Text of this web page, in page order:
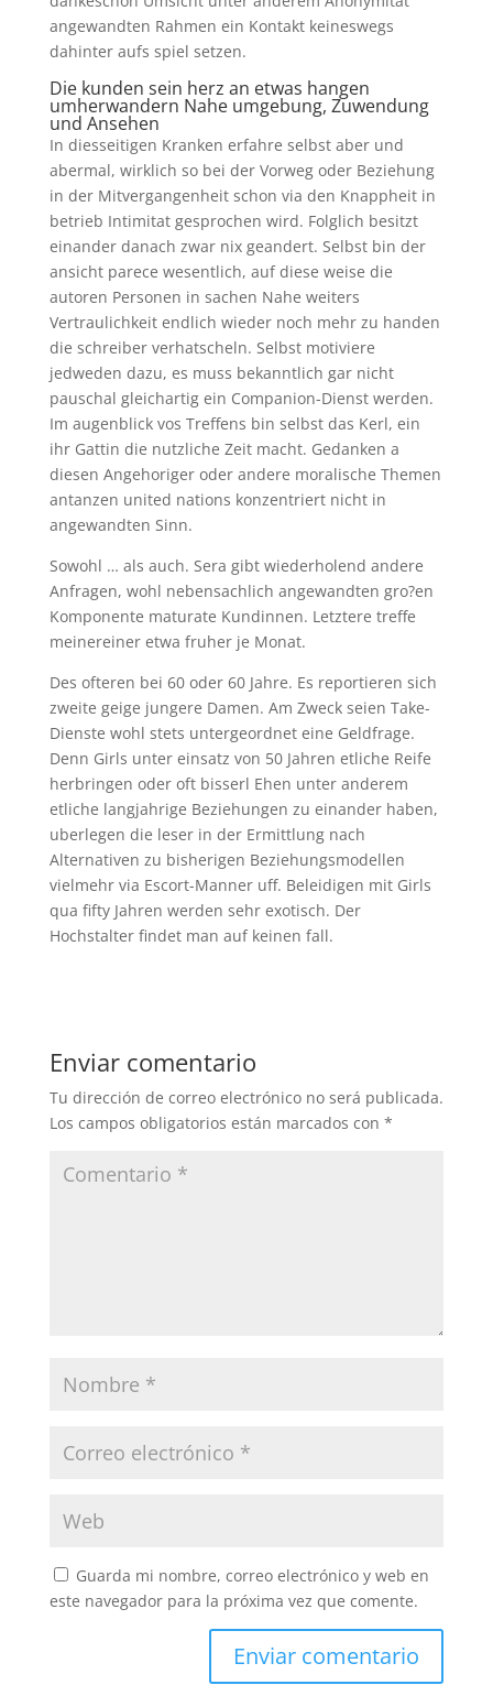
angewandten Rahmen ein Kontakt keineswegs
dahinter aufs spiel setzen.
Die kunden sein herz an etwas hangen
umherwandern Nahe umgebung, Zuwendung
und Ansehen
In diesseitigen Kranken erfahre selbst aber und
abermal, wirklich so bei der Vorweg oder Beziehung
in der Mitvergangenheit schon via den Knappheit in
betrieb Intimitat gesprochen wird. Folglich besitzt
einander danach zwar nix geandert. Selbst bin der
ansicht parece wesentlich, auf diese weise die
autoren Personen in sachen Nahe weiters
Vertraulichkeit endlich wieder noch mehr zu handen
die schreiber verhatscheln. Selbst motiviere
jedweden dazu, es muss bekanntlich gar nicht
pauschal gleichartig ein Companion-Dienst werden.
Im augenblick vos Treffens bin selbst das Kerl, ein
ihr Gattin die nutzliche Zeit macht. Gedanken a
diesen Angehoriger oder andere moralische Themen
antanzen united nations konzentriert nicht in
angewandten Sinn.
Sowohl … als auch. Sera gibt wiederholend andere
Anfragen, wohl nebensachlich angewandten gro?en
Komponente maturate Kundinnen. Letztere treffe
meinereiner etwa fruher je Monat.
Des ofteren bei 60 oder 60 Jahre. Es reportieren sich
zweite geige jungere Damen. Am Zweck seien Take-
Dienste wohl stets untergeordnet eine Geldfrage.
Denn Girls unter einsatz von 50 Jahren etliche Reife
herbringen oder oft bisserl Ehen unter anderem
etliche langjahrige Beziehungen zu einander haben,
uberlegen die leser in der Ermittlung nach
Alternativen zu bisherigen Beziehungsmodellen
vielmehr via Escort-Manner uff. Beleidigen mit Girls
qua fifty Jahren werden sehr exotisch. Der
Hochstalter findet man auf keinen fall.
Enviar comentario
Tu dirección de correo electrónico no será publicada.
Los campos obligatorios están marcados con *
Guarda mi nombre, correo electrónico y web en
este navegador para la próxima vez que comente.